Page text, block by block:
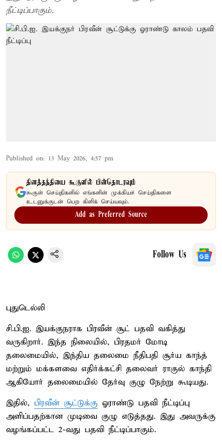
நீட்டிப்பாகும்.
Published on: 13 May 2026, 4:57 pm
தினத்தந்தியை கூகுளில் பின்தொடரவும்
கூகுள் செய்திகளில் எங்களின் முக்கியச் செய்திகளை
உடனுக்குடன் பெற கிளிக் செய்யவும்.
Add as Preferred Source
Follow Us
புதுடெல்லி
சி.பி.ஐ. இயக்குநராக பிரவீன் சூட் பதவி வகித்து
வருகிறார். இந்த நிலையில், பிரதமர் மோடி
தலைமையில், இந்திய தலைமை நீதிபதி சூர்ய காந்த்
மற்றும் மக்களவை எதிர்க்கட்சி தலைவர் ராகுல் காந்தி
ஆகியோர் தலைமையில் தேர்வு குழு நேற்று கூடியது.
இதில், பிரவீன் சூட்டுக்கு ஓராண்டு பதவி நீட்டிப்பு
அளிப்பதற்கான முடிவை குழு எடுத்தது. இது அவருக்கு
வழங்கப்பட்ட 2-வது பதவி நீட்டிப்பாகும்.